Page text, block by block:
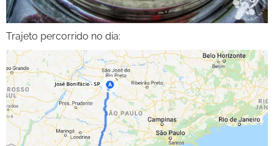
Trajeto percorrido no dia: